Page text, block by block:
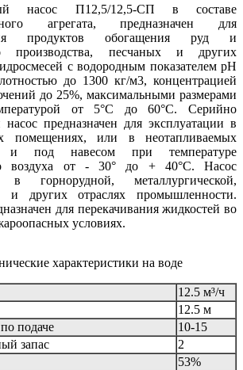
насос П12,5/12,5-СП в составе
агрегата, предназначен для
продуктов обогащения руд и
производства, песчаных и других
с водородным показателем рН
до 1300 кг/м3, концентрацией
до 25%, максимальными размерами
от 5°С до 60°С. Серийно
предназначен для эксплуатации в
помещениях, или в неотапливаемых
и под навесом при температуре
воздуха от - 30° до + 40°С. Насос
в горнорудной, металлургической,
и других отраслях промышленности.
для перекачивания жидкостей во
условиях.
характеристики на воде
12.5 м³/ч
12.5 м
подаче
10-15
запас
2
53%